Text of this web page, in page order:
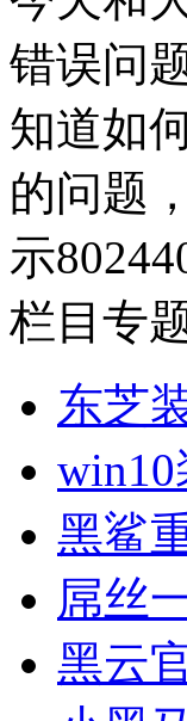
错误问
知道如
的问题
示
栏目专
东芝
黑鲨
屌丝
黑云